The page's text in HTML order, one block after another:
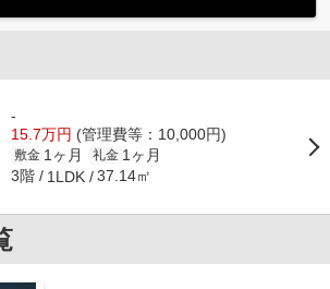
-
15.7万円 (管理費等：10,000円)
敷金 1ヶ月 礼金 1ヶ月
3階 1LDK 37.14㎡